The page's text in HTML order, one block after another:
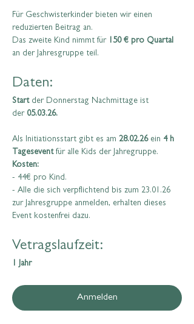
Für Geschwisterkinder bieten wir einen
reduzierten Beitrag an.
Das zweite Kind nimmt für 150 € pro Quartal
an der Jahresgruppe teil.
Daten:
Start der Donnerstag Nachmittage ist
der 05.03.26.
Als Initiationsstart gibt es am 28.02.26 ein 4 h
Tagesevent für alle Kids der Jahregruppe.
Kosten:
- 44€ pro Kind.
- Alle die sich verpflichtend bis zum 23.01.26
zur Jahresgruppe anmelden, erhalten dieses
Event kostenfrei dazu.
Vetragslaufzeit:
1 Jahr
Anmelden